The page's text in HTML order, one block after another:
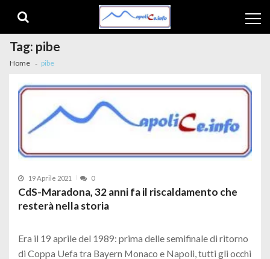
Tag: pibe
Home pibe
19 Aprile 2021 0
CdS-Maradona, 32 anni fa il riscaldamento che
resterà nella storia
Era il 19 aprile del 1989: prima delle semifinale di ritorno
di Coppa Uefa tra Bayern Monaco e Napoli, tutti gli occhi